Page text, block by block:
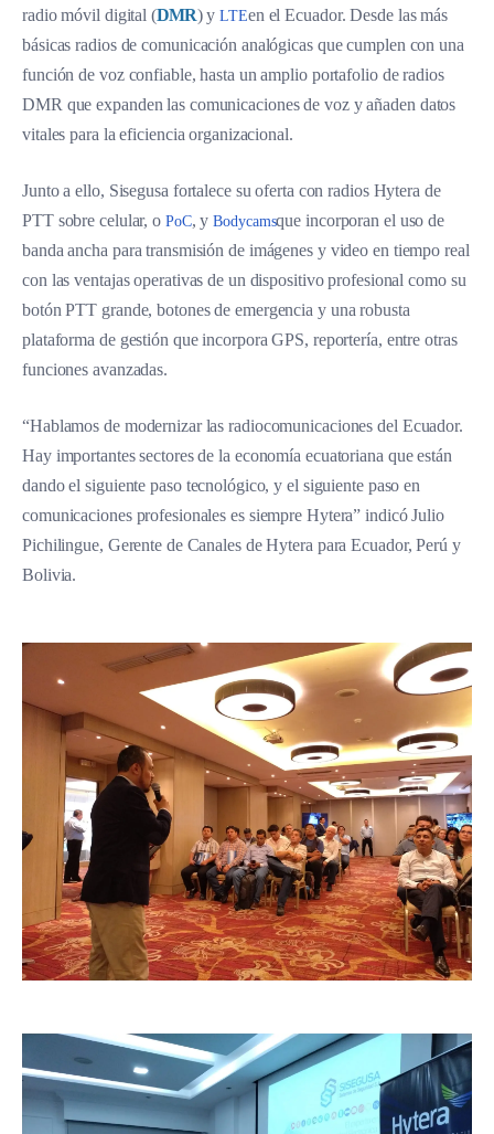
radio móvil digital (DMR) yLTEen el Ecuador. Desde las más
básicas radios de comunicación analógicas que cumplen con una
función de voz confiable, hasta un amplio portafolio de radios
DMR que expanden las comunicaciones de voz y añaden datos
vitales para la eficiencia organizacional.
Junto a ello, Sisegusa fortalece su oferta con radios Hytera de
PTT sobre celular, o PoC, yBodycamsque incorporan el uso de
banda ancha para transmisión de imágenes y video en tiempo real
con las ventajas operativas de un dispositivo profesional como su
botón PTT grande, botones de emergencia y una robusta
plataforma de gestión que incorpora GPS, reportería, entre otras
funciones avanzadas.
“Hablamos de modernizar las radiocomunicaciones del Ecuador.
Hay importantes sectores de la economía ecuatoriana que están
dando el siguiente paso tecnológico, y el siguiente paso en
comunicaciones profesionales es siempre Hytera” indicó Julio
Pichilingue, Gerente de Canales de Hytera para Ecuador, Perú y
Bolivia.